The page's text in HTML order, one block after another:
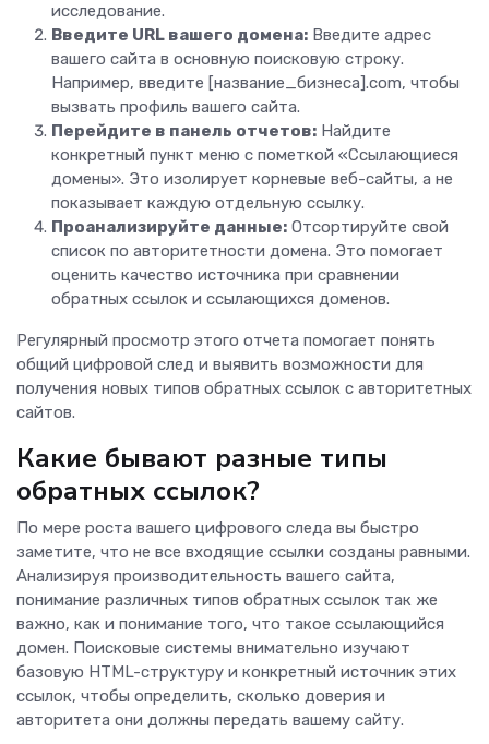
исследование.
Введите URL вашего домена: Введите адрес
вашего сайта в основную поисковую строку.
Например, введите [название_бизнеса].com, чтобы
вызвать профиль вашего сайта.
Перейдите в панель отчетов: Найдите
конкретный пункт меню с пометкой «Ссылающиеся
домены». Это изолирует корневые веб-сайты, а не
показывает каждую отдельную ссылку.
Проанализируйте данные: Отсортируйте свой
список по авторитетности домена. Это помогает
оценить качество источника при сравнении
обратных ссылок и ссылающихся доменов.
Регулярный просмотр этого отчета помогает понять
общий цифровой след и выявить возможности для
получения новых типов обратных ссылок с авторитетных
сайтов.
Какие бывают разные типы
обратных ссылок?
По мере роста вашего цифрового следа вы быстро
заметите, что не все входящие ссылки созданы равными.
Анализируя производительность вашего сайта,
понимание различных типов обратных ссылок так же
важно, как и понимание того, что такое ссылающийся
домен. Поисковые системы внимательно изучают
базовую HTML-структуру и конкретный источник этих
ссылок, чтобы определить, сколько доверия и
авторитета они должны передать вашему сайту.